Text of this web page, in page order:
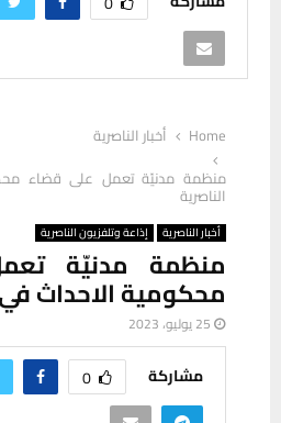
Home
أخبار الناصرية
منظمة مدنيّة تعمل على قضاء
الناصرية
أخبار الناصرية إذاعة وتلفزيون الناصرية
منظمة مدنيّة
محكومية الاحداث
25 يوليو، 2023
مشاركة 0